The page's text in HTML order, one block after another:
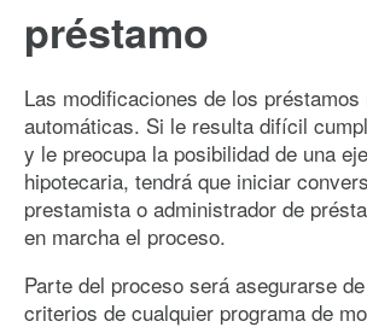
préstamo
Las modificaciones de los préstamos
automáticas. Si le resulta difícil
y le preocupa la posibilidad de una
hipotecaria, tendrá que iniciar
prestamista o administrador de
en marcha el proceso.
Parte del proceso será asegurarse
criterios de cualquier programa de